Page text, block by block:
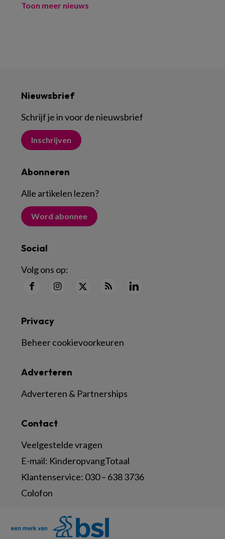
Toon meer nieuws
Nieuwsbrief
Schrijf je in voor de nieuwsbrief
Inschrijven
Abonneren
Alle artikelen lezen?
Word abonnee
Social
Volg ons op:
Contact
Veelgestelde vragen
E-mail: KinderopvangTotaal
Klantenservice: 030 – 638 3736
Colofon
Adverteren
Adverteren & Partnerships
Privacy
Beheer cookievoorkeuren